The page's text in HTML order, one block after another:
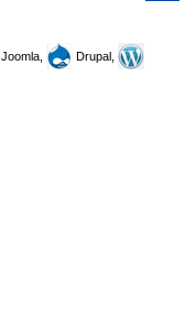
Joomla,
Drupal,